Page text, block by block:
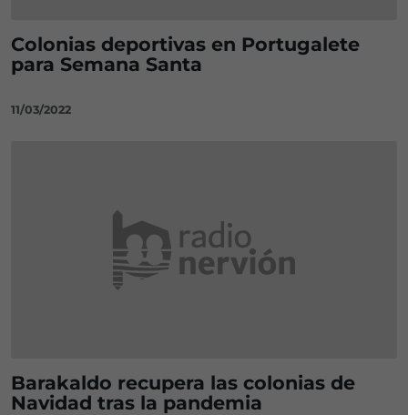
Colonias deportivas en Portugalete
para Semana Santa
11/03/2022
Barakaldo recupera las colonias de
Navidad tras la pandemia